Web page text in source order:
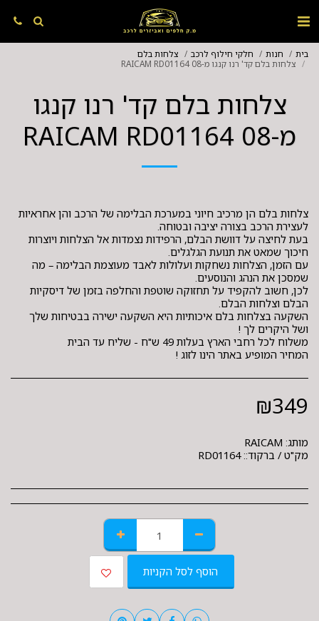
בית חנות חלקי חילוף לרכב
צלחות בלם
צלחות בלם קד' רנו קנגו מ-08 RAICAM RD01164
צלחות בלם קד' רנו קנגו
מ-08 RAICAM RD01164
צלחות בלם הן מרכיב חיוני במערכת הבלימה של הרכב והן אחראיות
בעת לחיצה על דוושת הבלם, הרפידות נצמדות אל הצלחות ויוצרות
עם הזמן, הצלחות נשחקות ועלולות לאבד מעוצמת הבלימה – מה
לכן, חשוב להקפיד על תחזוקה שוטפת והחלפה בזמן של דיסקיות
השקעה בצלחות בלם איכותיות היא השקעה ישירה בבטיחות שלך
המחיר המופיע באתר הינו לזוג !
₪349
מותג: RAICAM
מק"ט / ברקוד:: RD01164
הוסף לסל הקניות